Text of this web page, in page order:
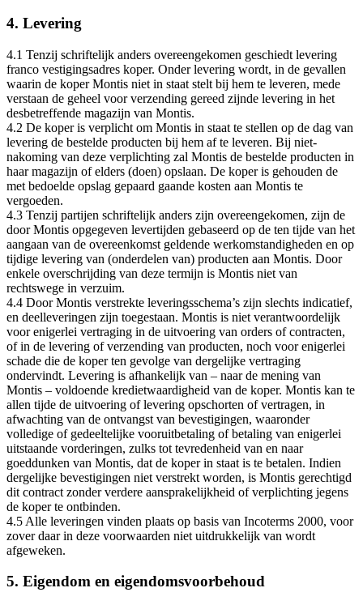
4. Levering
4.1 Tenzij schriftelijk anders overeengekomen geschiedt levering
franco vestigingsadres koper. Onder levering wordt, in de gevallen
waarin de koper Montis niet in staat stelt bij hem te leveren, mede
verstaan de geheel voor verzending gereed zijnde levering in het
desbetreffende magazijn van Montis.
4.2 De koper is verplicht om Montis in staat te stellen op de dag van
levering de bestelde producten bij hem af te leveren. Bij niet-
nakoming van deze verplichting zal Montis de bestelde producten in
haar magazijn of elders (doen) opslaan. De koper is gehouden de
met bedoelde opslag gepaard gaande kosten aan Montis te
vergoeden.
4.3 Tenzij partijen schriftelijk anders zijn overeengekomen, zijn de
door Montis opgegeven levertijden gebaseerd op de ten tijde van het
aangaan van de overeenkomst geldende werkomstandigheden en op
tijdige levering van (onderdelen van) producten aan Montis. Door
enkele overschrijding van deze termijn is Montis niet van
rechtswege in verzuim.
4.4 Door Montis verstrekte leveringsschema’s zijn slechts indicatief,
en deelleveringen zijn toegestaan. Montis is niet verantwoordelijk
voor enigerlei vertraging in de uitvoering van orders of contracten,
of in de levering of verzending van producten, noch voor enigerlei
schade die de koper ten gevolge van dergelijke vertraging
ondervindt. Levering is afhankelijk van – naar de mening van
Montis – voldoende kredietwaardigheid van de koper. Montis kan te
allen tijde de uitvoering of levering opschorten of vertragen, in
afwachting van de ontvangst van bevestigingen, waaronder
volledige of gedeeltelijke vooruitbetaling of betaling van enigerlei
uitstaande vorderingen, zulks tot tevredenheid van en naar
goeddunken van Montis, dat de koper in staat is te betalen. Indien
dergelijke bevestigingen niet verstrekt worden, is Montis gerechtigd
dit contract zonder verdere aansprakelijkheid of verplichting jegens
de koper te ontbinden.
4.5 Alle leveringen vinden plaats op basis van Incoterms 2000, voor
zover daar in deze voorwaarden niet uitdrukkelijk van wordt
afgeweken.
5. Eigendom en eigendomsvoorbehoud